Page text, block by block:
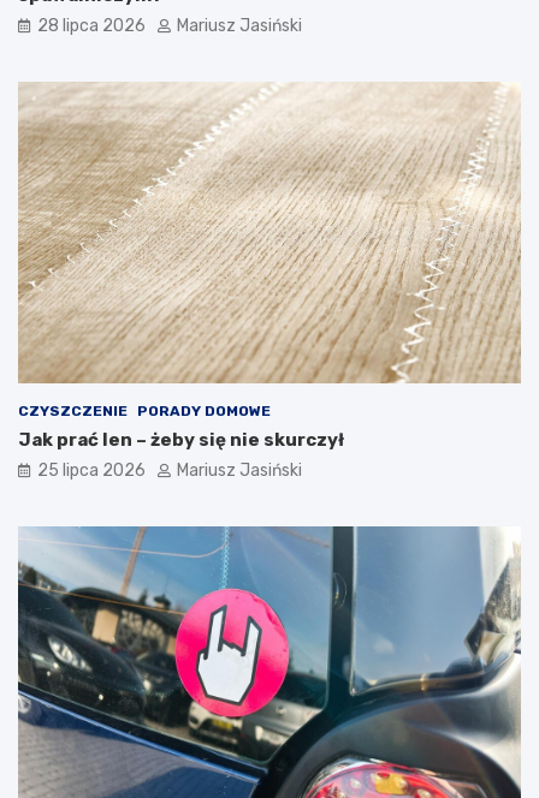
28 lipca 2026 Mariusz Jasiński
CZYSZCZENIE PORADY DOMOWE
Jak prać len – żeby się nie skurczył
25 lipca 2026 Mariusz Jasiński